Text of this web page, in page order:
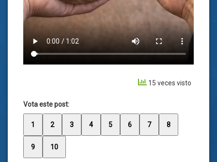
15 veces visto
Vota este post:
1 2 3 4 5 6 7 8
9 10